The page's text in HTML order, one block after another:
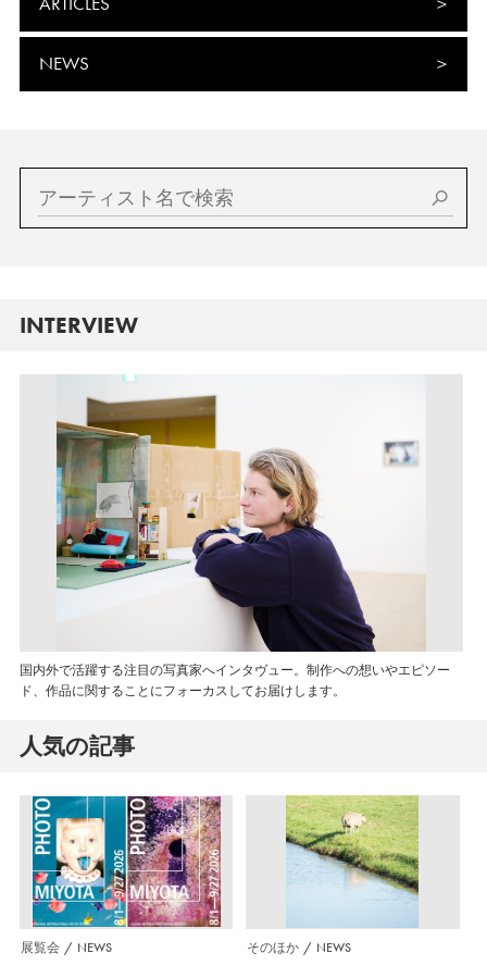
NEWS
INTERVIEW
国内外で活躍する注目の写真家へインタヴュー。制作への想いやエピソー
ド、作品に関することにフォーカスしてお届けします。
人気の記事
展覧会 NEWS そのほか NEWS